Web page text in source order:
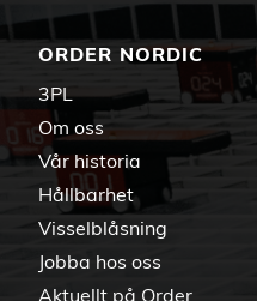
ORDER NORDIC
3PL
Om oss
Vår historia
Hållbarhet
Visselblåsning
Jobba hos oss
Aktuellt på Order